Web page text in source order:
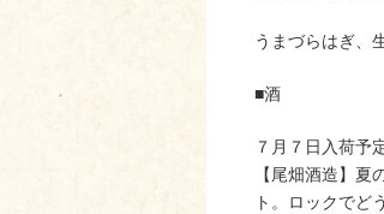
うまづらはぎ、
■酒
７月７日入荷予
【尾畑酒造】
ト。ロックでど